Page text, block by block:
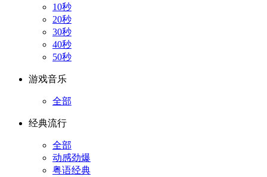
10秒
20秒
30秒
40秒
50秒
游戏音乐
全部
经典流行
全部
动感劲爆
粤语经典